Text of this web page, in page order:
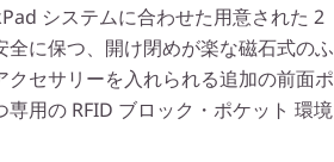
システムに合わせた用意された 2
に保つ、開け閉めが楽な磁石式のふ
セサリーを入れられる追加の前面ポ
用の RFID ブロック・ポケット 環境